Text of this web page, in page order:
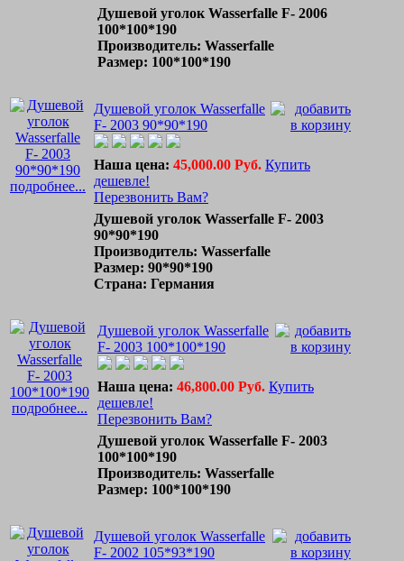
Душевой уголок Wasserfalle F- 2006
100*100*190
Производитель: Wasserfalle
Размер: 100*100*190
подробнее...
Душевой уголок Wasserfalle
F- 2003 90*90*190
Наша цена: 45,000.00 Руб. Купить
дешевле!
Перезвонить Вам?
Душевой уголок Wasserfalle F- 2003
90*90*190
Производитель: Wasserfalle
Размер: 90*90*190
Страна: Германия
подробнее...
Душевой уголок Wasserfalle
F- 2003 100*100*190
Наша цена: 46,800.00 Руб. Купить
дешевле!
Перезвонить Вам?
Душевой уголок Wasserfalle F- 2003
100*100*190
Производитель: Wasserfalle
Размер: 100*100*190
Душевой уголок Wasserfalle
F- 2002 105*93*190